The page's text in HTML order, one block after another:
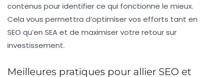
contenus pour identifier ce qui fonctionne le mieux.
Cela vous permettra d’optimiser vos efforts tant en
SEO qu’en SEA et de maximiser votre retour sur
investissement.
Meilleures pratiques pour allier SEO et